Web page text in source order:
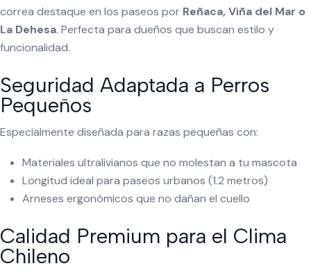
correa destaque en los paseos por Reñaca, Viña del Mar o
La Dehesa. Perfecta para dueños que buscan estilo y
funcionalidad.
Seguridad Adaptada a Perros
Pequeños
Especialmente diseñada para razas pequeñas con:
Materiales ultralivianos que no molestan a tu mascota
Longitud ideal para paseos urbanos (1.2 metros)
Arneses ergonómicos que no dañan el cuello
Calidad Premium para el Clima
Chileno